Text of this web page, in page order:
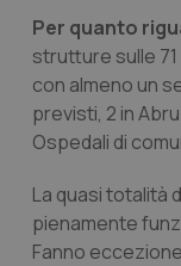
Per quanto
strutture sulle
con almeno un
previsti, 2 in
Ospedali di
La quasi totalità
pienamente
Fanno